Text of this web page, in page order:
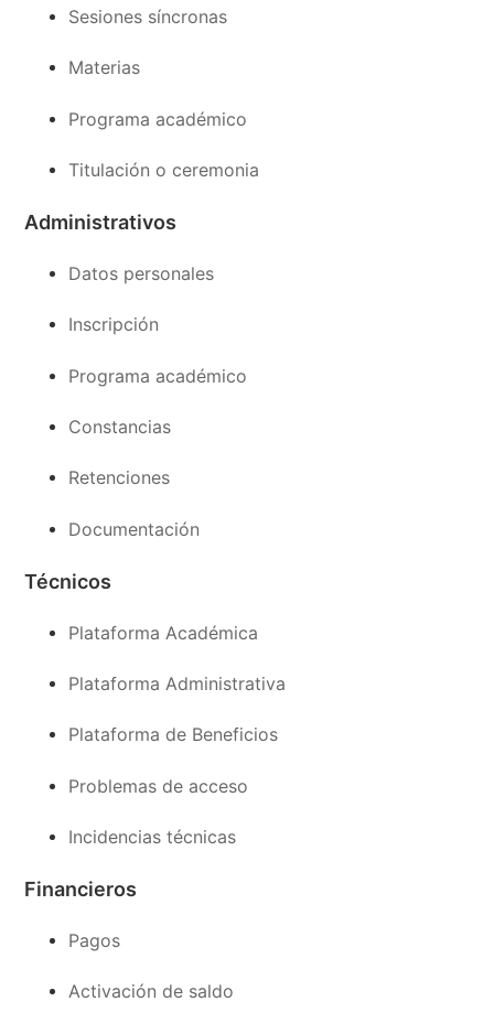
Sesiones síncronas
Materias
Programa académico
Titulación o ceremonia
Administrativos
Datos personales
Inscripción
Programa académico
Constancias
Retenciones
Documentación
Técnicos
Plataforma Académica
Plataforma Administrativa
Plataforma de Beneficios
Problemas de acceso
Incidencias técnicas
Financieros
Pagos
Activación de saldo